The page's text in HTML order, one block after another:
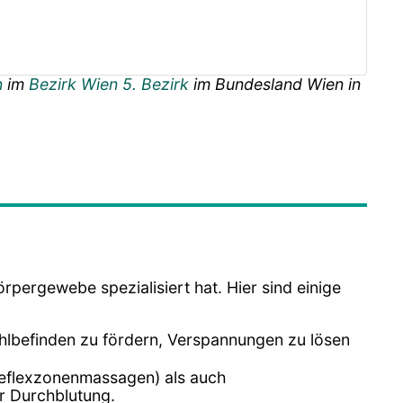
im Bezirk Wien 5. Bezirk im Bundesland Wien in
spezialisiert hat. Hier sind einige
zu fördern, Verspannungen zu lösen
als auch
Durchblutung.